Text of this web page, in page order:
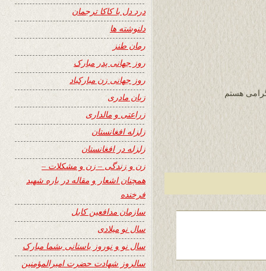
هستم
درد دل با کاکا ترجمان
دلنوشته ها
رمان طنز
روز جهانی پدر مبارک
روز جهانی زن مبارکباد
زبان مادری
زراعتی و مالداری
زلزله افغانستان
زلزله در افغانستان
زن و زندگی – زن و مشکلات –
همچنان اشعار و مقاله در باره شهید
فرخنده
سازمان مدافعین کابل
سال نو میلادی
سال نو و نوروز باستانی بشما مبارک
سالروز شهادت حضرت امیرالمؤمنین